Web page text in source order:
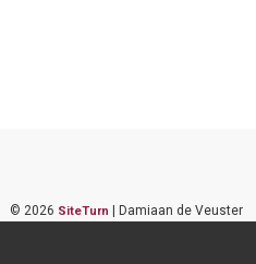
© 2026 SiteTurn | Damiaan de Veuster